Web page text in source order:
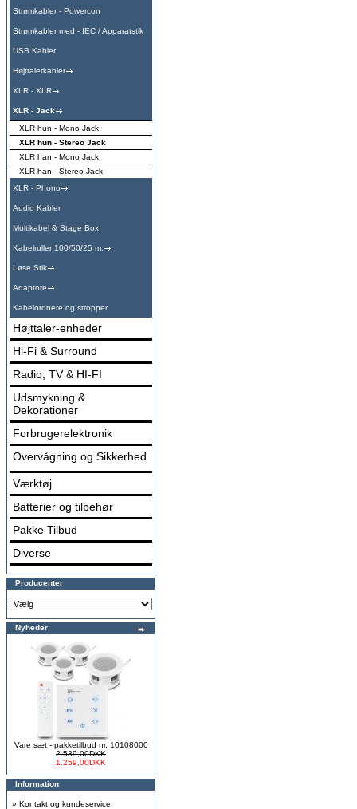
Strømkabler - Powercon
Strømkabler med - IEC / Apparatstik
USB Kabler
Højttalerkabler
XLR - XLR
XLR - Jack
XLR hun - Mono Jack
XLR hun - Stereo Jack
XLR han - Mono Jack
XLR han - Stereo Jack
XLR - Phono
Audio Kabler
Multikabel & Stage Box
Kabelruller 100/50/25 m.
Løse Stik
Adaptore
Kabelordnere og stropper
Højttaler-enheder
Hi-Fi & Surround
Radio, TV & HI-FI
Udsmykning &
Dekorationer
Forbrugerelektronik
Overvågning og Sikkerhed
Værktøj
Batterier og tilbehør
Pakke Tilbud
Diverse
Producenter
Nyheder
Vare sæt - pakketilbud nr. 10108000
2.539,00DKK
1.259,00DKK
Information
» Kontakt og kundeservice